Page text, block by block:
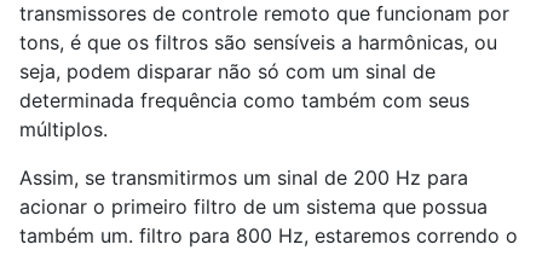
transmissores de controle remoto que funcionam por
tons, é que os filtros são sensíveis a harmônicas, ou
seja, podem disparar não só com um sinal de
determinada frequência como também com seus
múltiplos.
Assim, se transmitirmos um sinal de 200 Hz para
acionar o primeiro filtro de um sistema que possua
também um. filtro para 800 Hz, estaremos correndo o